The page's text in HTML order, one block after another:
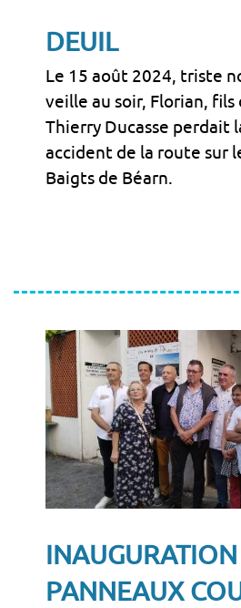
DEUIL
Le 15 août 2024, triste
veille au soir, Florian,
Thierry Ducasse perdait
accident de la route sur
Baigts de Béarn.
INAUGURATION
PANNEAUX